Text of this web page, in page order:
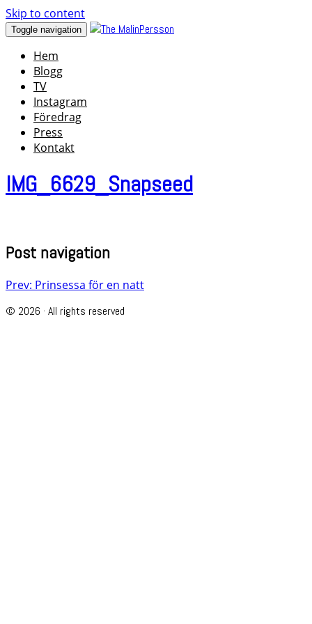
Skip to content
Toggle navigation
Hem
Blogg
TV
Instagram
Föredrag
Press
Kontakt
IMG_6629_Snapseed
Post navigation
Prev: Prinsessa för en natt
© 2026 · All rights reserved